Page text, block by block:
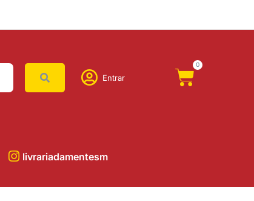
Entrar
0
livrariadamentesm